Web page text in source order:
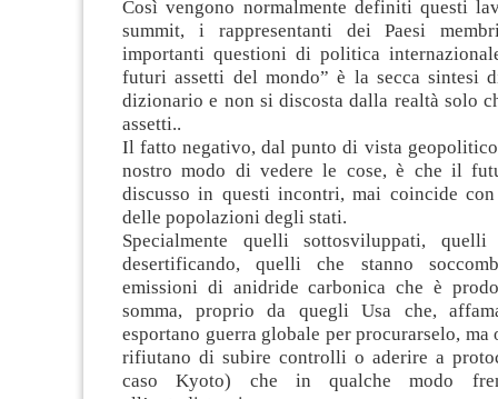
Così vengono normalmente definiti questi
summit, i rappresentanti dei Paesi
importanti questioni di politica
futuri assetti del mondo” è la secca sintesi
dizionario e non si discosta dalla realtà solo
assetti..
Il fatto negativo, dal punto di vista
nostro modo di vedere le cose, è che il
discusso in questi incontri, mai coincide
delle popolazioni degli stati.
Specialmente quelli sottosviluppati,
desertificando, quelli che stanno
emissioni di anidride carbonica che è
somma, proprio da quegli Usa che,
esportano guerra globale per procurarselo, ma
rifiutano di subire controlli o aderire a
caso Kyoto) che in qualche modo